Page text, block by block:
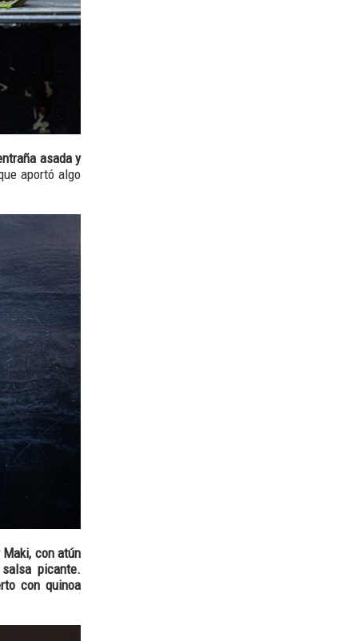
asada y
aportó algo
con atún
picante.
con quinoa